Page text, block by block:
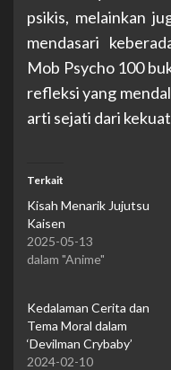
psikis, melainkan
mendasari
Mob Psycho 100
refleksi yang
arti sejati dari
Terkait
Kisah Menarik Jujutsu
Kaisen
2025-05-13
dalam "Anime"
Kedalaman Cerita dan
Tema Moral dalam
‘Devilman Crybaby’
2024-02-10